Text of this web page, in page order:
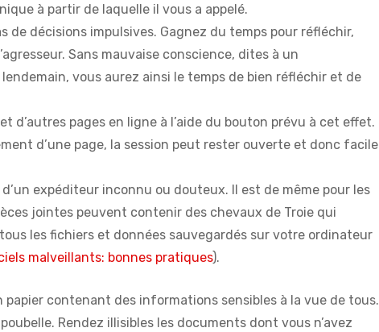
à partir de laquelle il vous a appelé.
de décisions impulsives. Gagnez du temps pour réfléchir,
Sans mauvaise conscience, dites à un
vous aurez ainsi le temps de bien réfléchir et de
d’autres pages en ligne à l’aide du bouton prévu à cet effet.
d’une page, la session peut rester ouverte et donc facile
expéditeur inconnu ou douteux. Il est de même pour les
jointes peuvent contenir des chevaux de Troie qui
les fichiers et données sauvegardés sur votre ordinateur
malveillants: bonnes pratiques).
contenant des informations sensibles à la vue de tous.
Rendez illisibles les documents dont vous n’avez